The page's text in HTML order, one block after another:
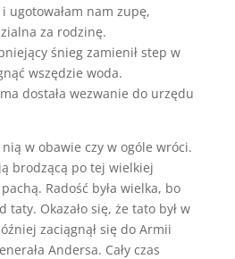
ugotowałam nam zupę,
za rodzinę.
śnieg zamienił step w
wszędzie woda.
dostała wezwanie do urzędu
nią w obawie czy w ogóle wróci.
brodzącą po tej wielkiej
Radość była wielka, bo
taty. Okazało się, że tato był w
zaciągnął się do Armii
Andersa. Cały czas